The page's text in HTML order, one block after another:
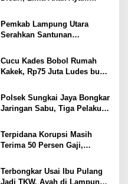
Gang Jalaba Kotabumi Heboh
Pemkab Lampung Utara
Serahkan Santunan
Korban Kebakaran
Cucu Kades Bobol Rumah
Kakek, Rp75 Juta Ludes buat
Ditembak Polisi
Polsek Sungkai Jaya Bongkar
Jaringan Sabu, Tiga Pelaku
Terpidana Korupsi Masih
Terima 50 Persen Gaji,
Tunggu Keputusan BKN
Terbongkar Usai Ibu Pulang
Jadi TKW, Ayah di Lampung